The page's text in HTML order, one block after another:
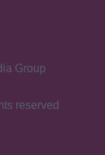
Group
reserved